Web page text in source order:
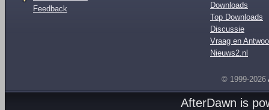
Feedback
Downloads
Top Downloads
Discussie
Vraag en
Nieuws2.nl
© 1999-2026
AfterDawn is